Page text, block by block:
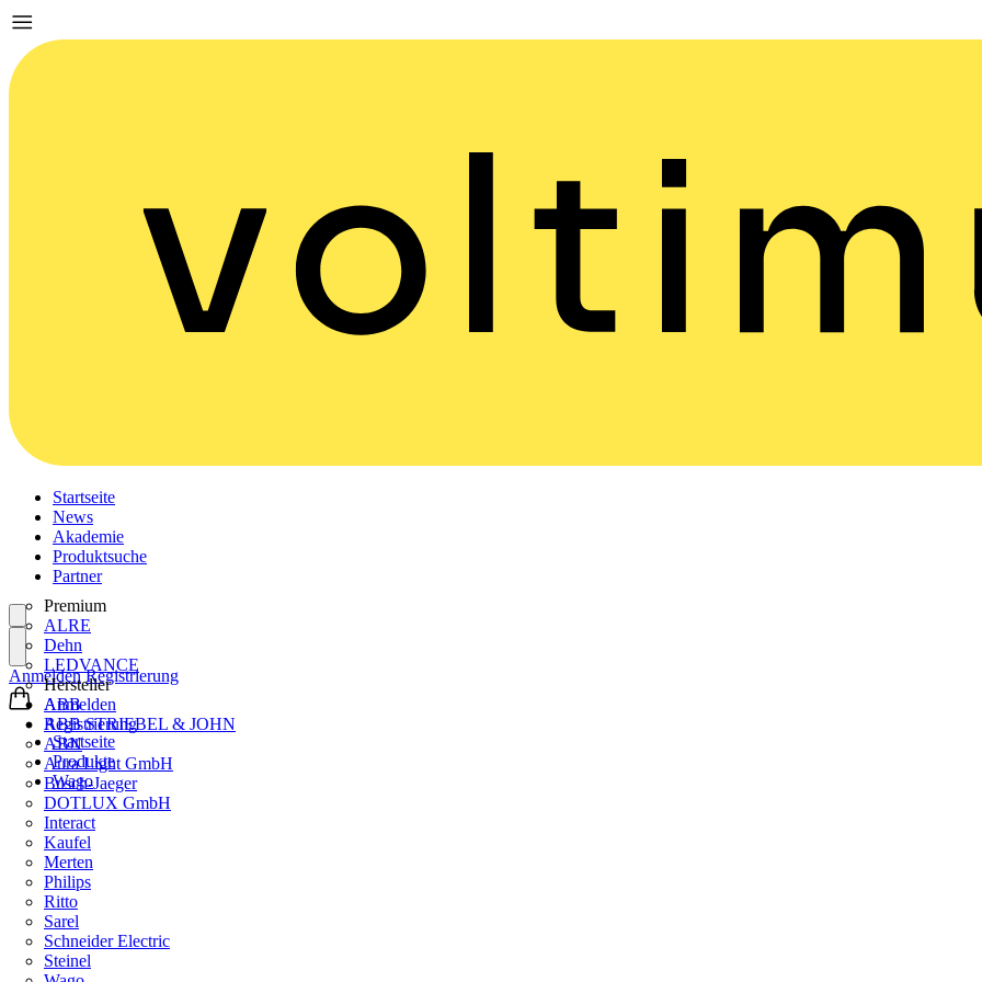
Startseite
News
Akademie
Produktsuche
Partner
Premium
ALRE
Dehn
LEDVANCE
Hersteller
ABB
ABB STRIEBEL & JOHN
ABN
Aura Light GmbH
Busch-Jaeger
DOTLUX GmbH
Interact
Kaufel
Merten
Philips
Ritto
Sarel
Schneider Electric
Steinel
Anmelden
Registrierung
Anmelden Registrierung
Startseite
Produkte
Wago